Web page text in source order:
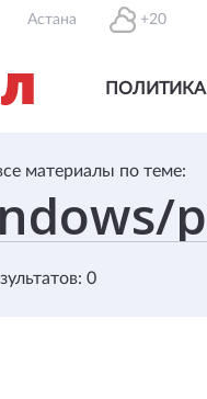
Астана +20
ПОЛИТИКА
материалы по теме:
0